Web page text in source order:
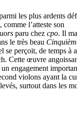
les plus ardents
l’atteste son
paru chez cpo. Il
le très beau
se perçoit, de temps à
Cette œuvre
engagement
violons ayant la
surtout dans les